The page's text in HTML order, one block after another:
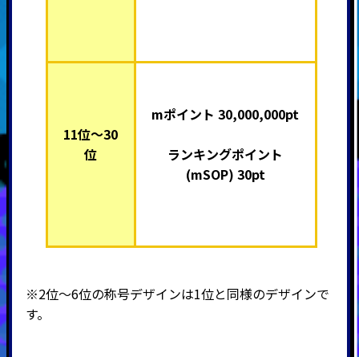
11位～30
位
mポイント 30,000,000pt
ランキングポイント
(mSOP) 30pt
※2位～6位の称号デザインは1位と同様のデザインで
す。